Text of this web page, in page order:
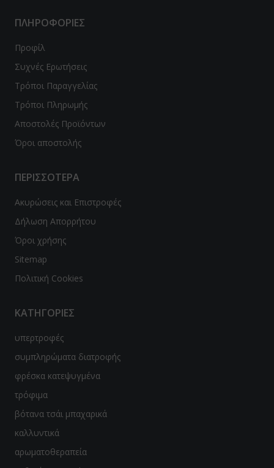
ΠΛΗΡΟΦΟΡΙΕΣ
Προφίλ
Συχνές Ερωτήσεις
Τρόποι Παραγγελίας
Τρόποι Πληρωμής
Αποστολές Προϊόντων
Όροι αποστολής
ΠΕΡΙΣΣΟΤΕΡΑ
Ακυρώσεις και Επιστροφές
Δήλωση Απορρήτου
Όροι χρήσης
Sitemap
Πολιτική Cookies
ΚΑΤΗΓΟΡΙΕΣ
υπερτροφές
συμπληρώματα διατροφής
φρέσκα κατεψυγμένα
τρόφιμα
βότανα τσάι μπαχαρικά
καλλυντικά
αρωματοθεραπεία